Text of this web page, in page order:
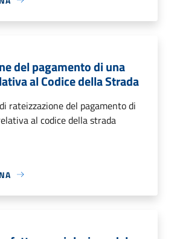
del pagamento di una
al Codice della Strada
rateizzazione del pagamento di
al codice della strada